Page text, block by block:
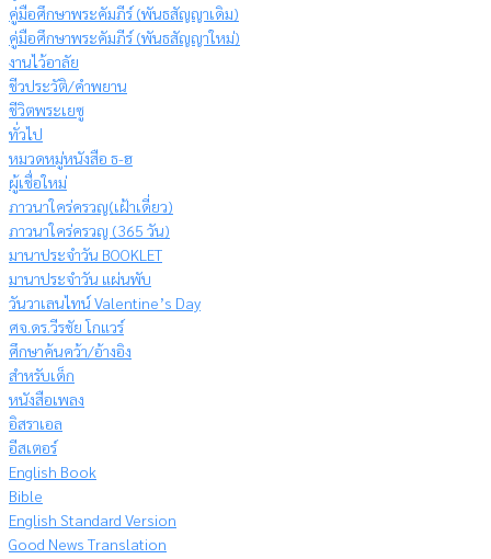
คู่มือศึกษาพระคัมภีร์ (พันธสัญญาเดิม)
คู่มือศึกษาพระคัมภีร์ (พันธสัญญาใหม่)
งานไว้อาลัย
ชีวประวัติ/คำพยาน
ชีวิตพระเยซู
ทั่วไป
หมวดหมู่หนังสือ ธ-ฮ
ผู้เชื่อใหม่
ภาวนาใคร่ครวญ(เฝ้าเดี่ยว)
ภาวนาใคร่ครวญ (365 วัน)
มานาประจำวัน BOOKLET
มานาประจำวัน แผ่นพับ
วันวาเลนไทน์ Valentine’s Day
ศจ.ดร.วีรชัย โกแวร์
ศึกษาค้นคว้า/อ้างอิง
สำหรับเด็ก
หนังสือเพลง
อิสราเอล
อีสเตอร์
English Book
Bible
English Standard Version
Good News Translation